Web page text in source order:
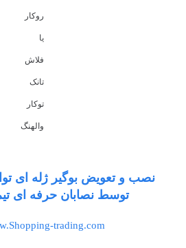
روکار
یا
فلاش
تانک
توکار
والهنگ
نصب و تعویض بوگیر ژله ای
توسط نصابان حرفه ای
trading.com